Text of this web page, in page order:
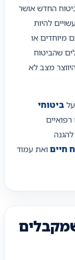
החדש אושר
להיות
מיוחדים או
שהביטוח
מצב לא
ביטוחי
רפואיים
חייםואת עמוד